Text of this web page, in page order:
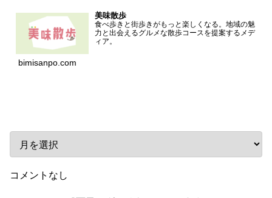
美味散歩
食べ歩きと街歩きがもっと楽しくなる。地域の魅
力と出会えるグルメな散歩コースを提案するメデ
ィア。
bimisanpo.com
コメントなし